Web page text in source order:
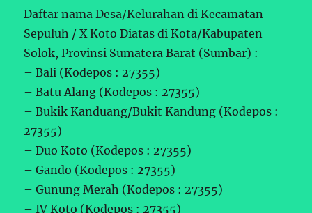
Daftar nama Desa/Kelurahan di Kecamatan
Sepuluh / X Koto Diatas di Kota/Kabupaten
Solok, Provinsi Sumatera Barat (Sumbar) :
– Bali (Kodepos : 27355)
– Batu Alang (Kodepos : 27355)
– Bukik Kanduang/Bukit Kandung (Kodepos :
27355)
– Duo Koto (Kodepos : 27355)
– Gando (Kodepos : 27355)
– Gunung Merah (Kodepos : 27355)
– IV Koto (Kodepos : 27355)